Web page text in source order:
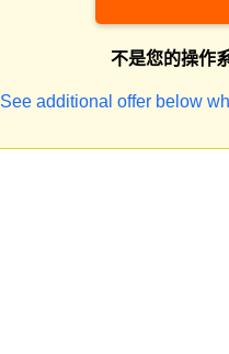
不是您的操作
See additional offer below